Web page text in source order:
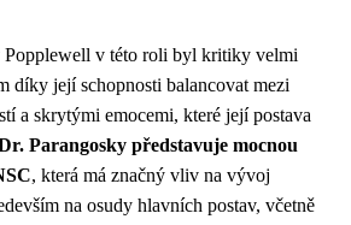
v této roli byl kritiky velmi
díky její schopnosti balancovat mezi
a skrytými emocemi, které její postava
Parangosky představuje mocnou
, která má značný vliv na vývoj
na osudy hlavních postav, včetně